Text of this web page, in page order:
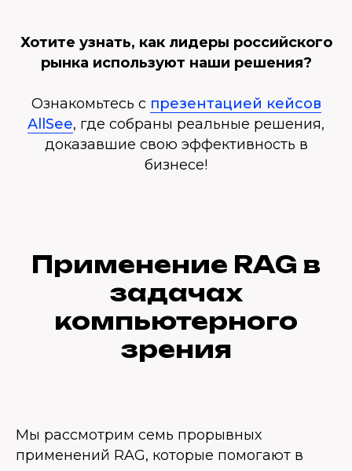
Хотите узнать, как лидеры российского
рынка используют наши решения?
Ознакомьтесь с презентацией кейсов
AllSee, где собраны реальные решения,
доказавшие свою эффективность в
бизнесе!
Применение RAG в
задачах
компьютерного
зрения
Мы рассмотрим семь прорывных
применений RAG, которые помогают в